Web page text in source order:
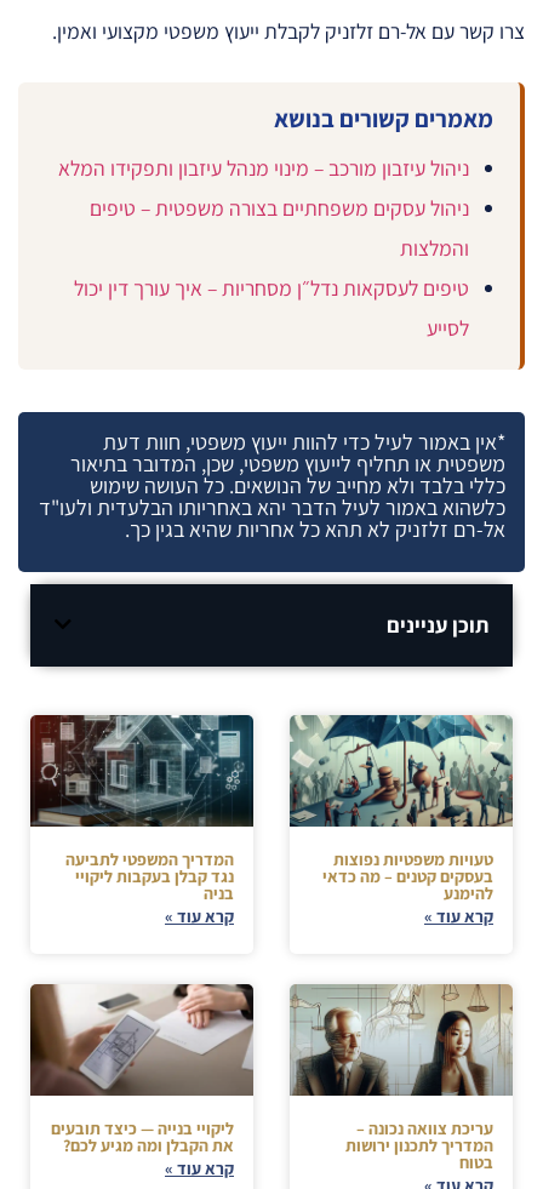
צרו קשר עם אל-רם זלזניק לקבלת ייעוץ משפטי מקצועי ואמין.
מאמרים קשורים בנושא
ניהול עיזבון מורכב – מינוי מנהל עיזבון ותפקידו המלא
ניהול עסקים משפחתיים בצורה משפטית – טיפים
והמלצות
טיפים לעסקאות נדל״ן מסחריות – איך עורך דין יכול
לסייע
*אין באמור לעיל כדי להוות ייעוץ משפטי, חוות דעת
משפטית או תחליף לייעוץ משפטי, שכן, המדובר בתיאור
כללי בלבד ולא מחייב של הנושאים. כל העושה שימוש
כלשהוא באמור לעיל הדבר יהא באחריותו הבלעדית ולעו"ד
אל-רם זלזניק לא תהא כל אחריות שהיא בגין כך.
תוכן עניינים
טעויות משפטיות נפוצות
בעסקים קטנים – מה כדאי
להימנע
קרא עוד »
המדריך המשפטי לתביעה
נגד קבלן בעקבות ליקויי
בניה
קרא עוד »
עריכת צוואה נכונה –
המדריך לתכנון ירושות
בטוח
ליקויי בנייה — כיצד תובעים
את הקבלן ומה מגיע לכם?
קרא עוד »